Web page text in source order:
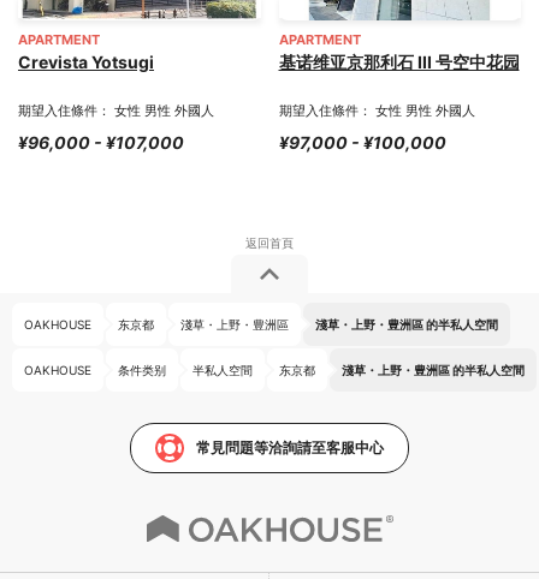
APARTMENT
Crevista Yotsugi
期望入住條件： 女性 男性 外國人
¥96,000 - ¥107,000
APARTMENT
基诺维亚京那利石 III 号空中花园
期望入住條件： 女性 男性 外國人
¥97,000 - ¥100,000
OAKHOUSE 东京都 淺草・上野・豊洲區 淺草・上野・豊洲區 的半私人空間
OAKHOUSE 条件类别 半私人空間 东京都 淺草・上野・豊洲區 的半私人空間
常見問題等洽詢請至客服中心